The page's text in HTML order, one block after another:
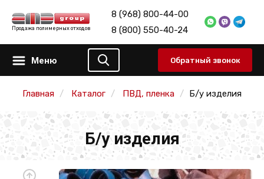
Продажа полимерных отходов
8 (968) 800-44-00
8 (800) 550-40-24
Меню Обратный звонок
Главная Каталог ПВД, пленка Б/у изделия
Б/у изделия